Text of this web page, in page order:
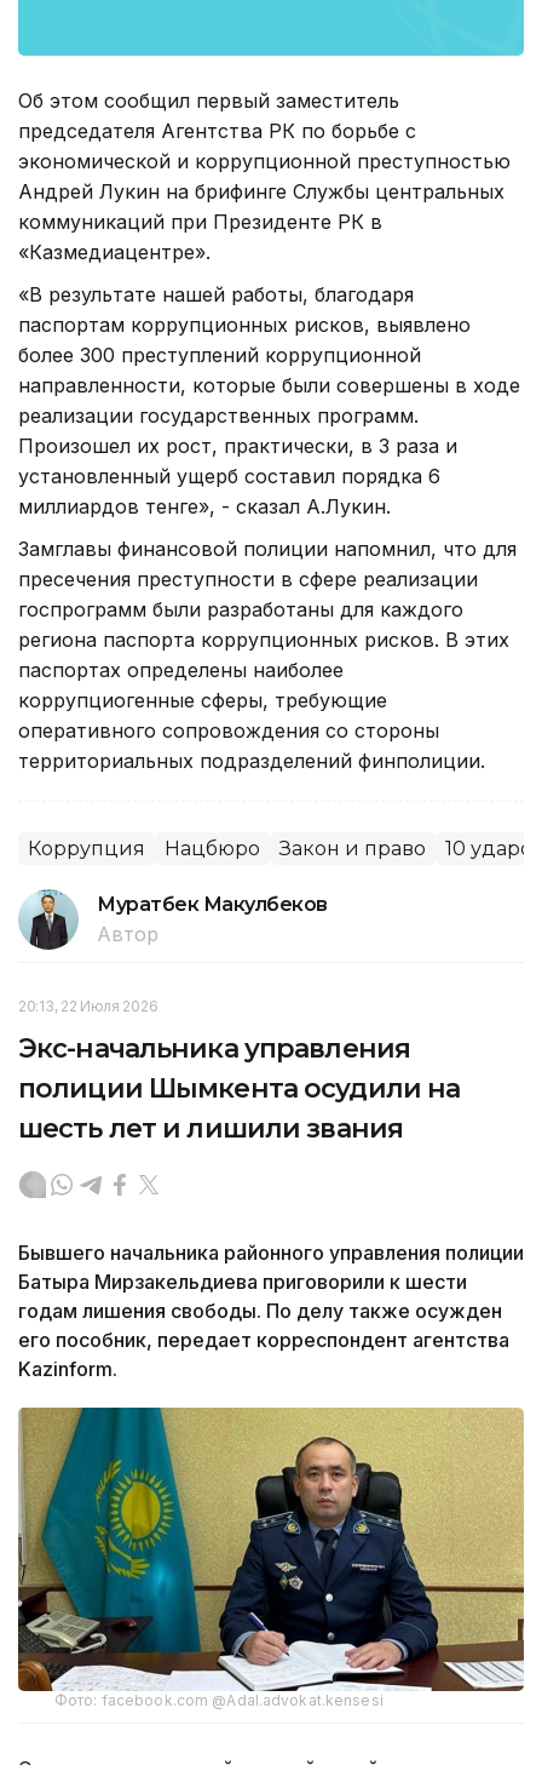
Об этом сообщил первый заместитель
председателя Агентства РК по борьбе с
экономической и коррупционной преступностью
Андрей Лукин на брифинге Службы центральных
коммуникаций при Президенте РК в
«Казмедиацентре».
«В результате нашей работы, благодаря
паспортам коррупционных рисков, выявлено
более 300 преступлений коррупционной
направленности, которые были совершены в ходе
реализации государственных программ.
Произошел их рост, практически, в 3 раза и
установленный ущерб составил порядка 6
миллиардов тенге», - сказал А.Лукин.
Замглавы финансовой полиции напомнил, что для
пресечения преступности в сфере реализации
госпрограмм были разработаны для каждого
региона паспорта коррупционных рисков. В этих
паспортах определены наиболее
коррупциогенные сферы, требующие
оперативного сопровождения со стороны
территориальных подразделений финполиции.
Коррупция Нацбюро Закон и право 10
Муратбек Макулбеков
Автор
20:13, 22 Июля 2026
Экс-начальника управления
полиции Шымкента осудили на
шесть лет и лишили звания
Бывшего начальника районного управления полиции
Батыра Мирзакельдиева приговорили к шести
годам лишения свободы. По делу также осужден
его пособник, передает корреспондент агентства
Kazinform.
Фото: facebook.com @Adal.advokat.kensesi